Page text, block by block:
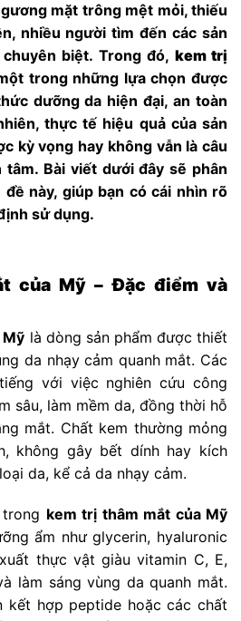
mặt trông mệt mỏi, thiếu
nhiều người tìm đến các sản
biệt. Trong đó, kem trị
trong những lựa chọn được
dưỡng da hiện đại, an toàn
thực tế hiệu quả của sản
kỳ vọng hay không vẫn là câu
Bài viết dưới đây sẽ phân
này, giúp bạn có cái nhìn rõ
sử dụng.
của Mỹ – Đặc điểm và
Mỹ là dòng sản phẩm được thiết
da nhạy cảm quanh mắt. Các
với việc nghiên cứu công
sâu, làm mềm da, đồng thời hỗ
mắt. Chất kem thường mỏng
không gây bết dính hay kích
da, kể cả da nhạy cảm.
kem trị thâm mắt của Mỹ
ẩm như glycerin, hyaluronic
thực vật giàu vitamin C, E,
làm sáng vùng da quanh mắt.
kết hợp peptide hoặc các chất